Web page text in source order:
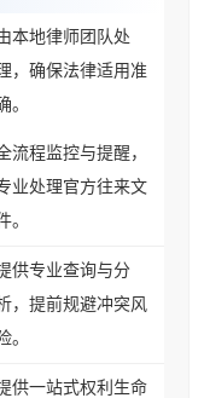
本地律师团队处
，确保法律适用准
。
流程监控与提醒，
业处理官方往来文
。
供专业查询与分
，提前规避冲突风
。
供一站式权利生命